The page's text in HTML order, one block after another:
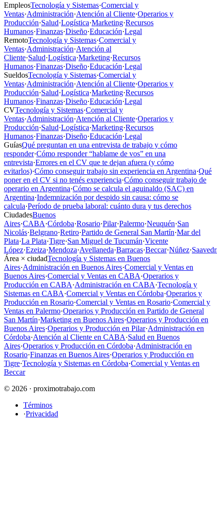
EmpleosTecnología y Sistemas·Comercial y
Ventas·Administración·Atención al Cliente·Operarios y
Producción·Salud·Logística·Marketing·Recursos
Humanos·Finanzas·Diseño·Educación·Legal
RemotoTecnología y Sistemas·Comercial y
Ventas·Administración·Atención al
Cliente·Salud·Logística·Marketing·Recursos
Humanos·Finanzas·Diseño·Educación·Legal
SueldosTecnología y Sistemas·Comercial y
Ventas·Administración·Atención al Cliente·Operarios y
Producción·Salud·Logística·Marketing·Recursos
Humanos·Finanzas·Diseño·Educación·Legal
CVTecnología y Sistemas·Comercial y
Ventas·Administración·Atención al Cliente·Operarios y
Producción·Salud·Logística·Marketing·Recursos
Humanos·Finanzas·Diseño·Educación·Legal
GuíasQué preguntan en una entrevista de trabajo y cómo
responder·Cómo responder “hablame de vos” en una
entrevista·Errores en el CV que te dejan afuera (y cómo
evitarlos)·Cómo conseguir trabajo sin experiencia en Argentina·Qué
poner en el CV si no tenés experiencia·Cómo conseguir trabajo de
operario en Argentina·Cómo se calcula el aguinaldo (SAC) en
Argentina·Indemnización por despido sin causa: cómo se
calcula·Período de prueba laboral: cuánto dura y tus derechos
CiudadesBuenos
Aires·CABA·Córdoba·Rosario·Pilar·Palermo·Neuquén·San
Nicolás·Belgrano·Retiro·Partido de General San Martín·Mar del
Plata·La Plata·Tigre·San Miguel de Tucumán·Vicente
López·Ezeiza·Mendoza·Avellaneda·Barracas·Beccar·Núñez·
Área × ciudadTecnología y Sistemas en Buenos
Aires·Administración en Buenos Aires·Comercial y Ventas en
Buenos Aires·Comercial y Ventas en CABA·Operarios y
Producción en CABA·Administración en CABA·Tecnología y
Sistemas en CABA·Comercial y Ventas en Córdoba·Operarios y
Producción en Rosario·Comercial y Ventas en Rosario·Comercial y
Ventas en Palermo·Operarios y Producción en Partido de General
San Martín·Marketing en Buenos Aires·Operarios y Producción en
Buenos Aires·Operarios y Producción en Pilar·Administración en
Córdoba·Atención al Cliente en CABA·Salud en Buenos
Aires·Operarios y Producción en Córdoba·Administración en
Rosario·Finanzas en Buenos Aires·Operarios y Producción en
Tigre·Tecnología y Sistemas en Córdoba·Comercial y Ventas en
Beccar
© 2026 · proximotrabajo.com
Términos
·Privacidad